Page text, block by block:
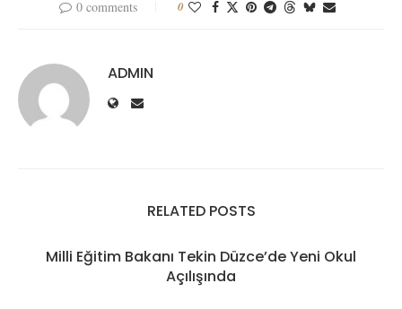
0 comments 0
ADMIN
RELATED POSTS
Milli Eğitim Bakanı Tekin Düzce’de Yeni Okul
Açılışında